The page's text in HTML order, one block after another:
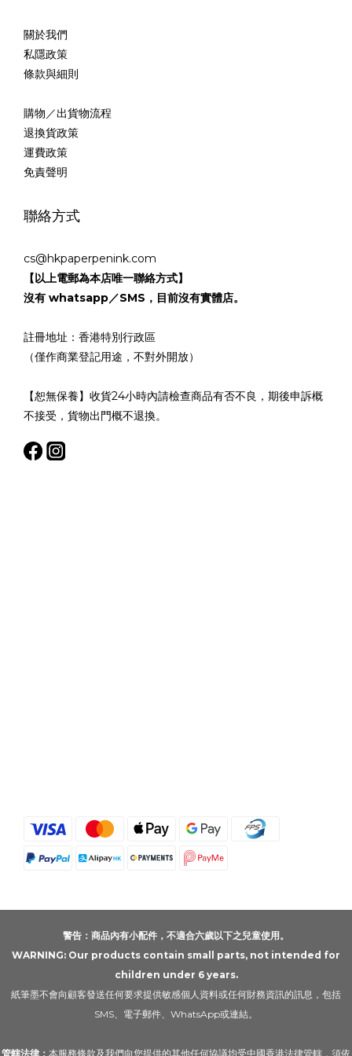
關於我們
私隱政策
條款與細則
購物／出貨物流程
退換貨政策
運費政策
免責聲明
聯絡方式
cs@hkpaperpenink.com
【以上電郵為本店唯一聯絡方式】
沒有 whatsapp／SMS，目前沒有實體店。
註冊地址：香港特別行政區
（僅作商業登記用途，不對外開放）
【恕無保養】收貨24小時內請檢查商品有否不良，期後申訴概
不接受，貨物出門概不退換。
警告：商品內有小配件，不適合六歲以下之兒童使用。
WARNING: Our products contain small parts, not intended for
children under 6 years.
紙筆墨不會向顧客發送任何要求提供敏感個人資料或任何財務資訊的訊息，包括
SMS、電子郵件、WhatsApp或連結。
管轄法律： 本服務條款及我們向您提供的其他任何協議均受中國香港法律管轄，須依